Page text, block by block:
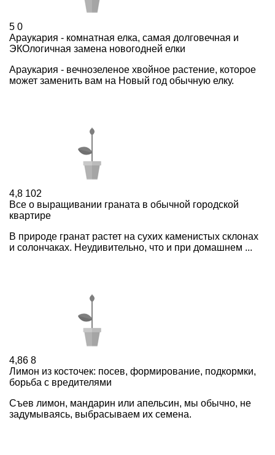
5 0
Араукария - комнатная елка, самая долговечная и
ЭКОлогичная замена новогодней елки
Араукария - вечнозеленое хвойное растение, которое
может заменить вам на Новый год обычную елку.
4,8 102
Все о выращивании граната в обычной городской
квартире
В природе гранат растет на сухих каменистых склонах
и солончаках. Неудивительно, что и при домашнем ...
4,86 8
Лимон из косточек: посев, формирование, подкормки,
борьба с вредителями
Съев лимон, мандарин или апельсин, мы обычно, не
задумываясь, выбрасываем их семена.